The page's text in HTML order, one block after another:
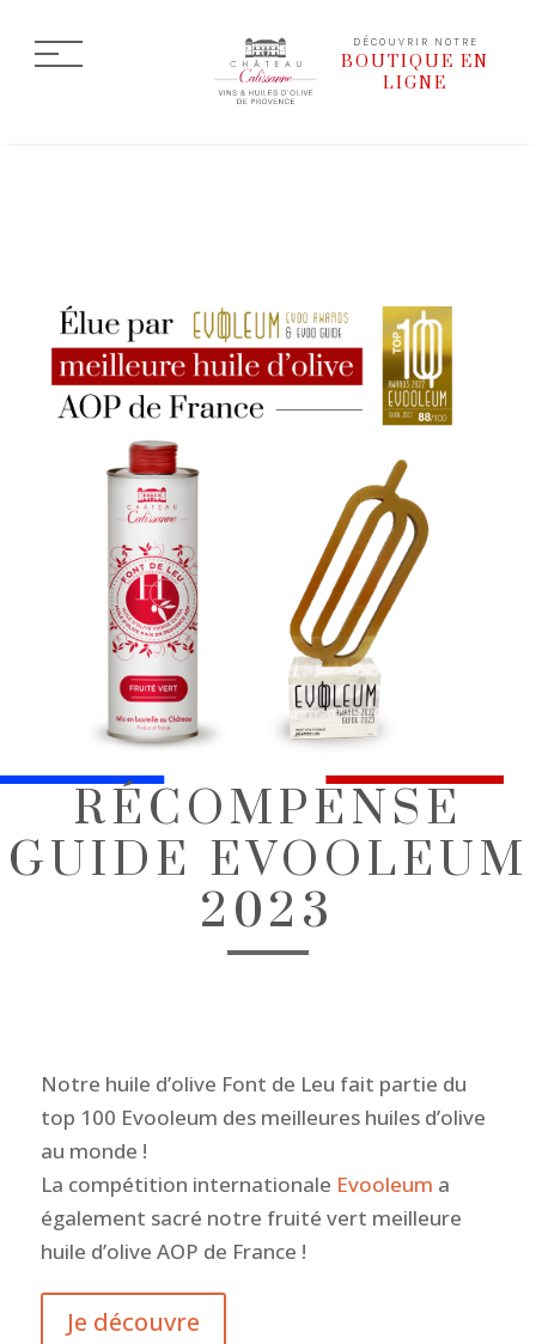
DÉCOUVRIR NOTRE
BOUTIQUE EN
LIGNE
RÉCOMPENSE
GUIDE EVOOLEUM
2023
Notre huile d’olive Font de Leu fait partie du
top 100 Evooleum des meilleures huiles d’olive
au monde !
La compétition internationale Evooleum a
également sacré notre fruité vert meilleure
huile d’olive AOP de France !
Je découvre